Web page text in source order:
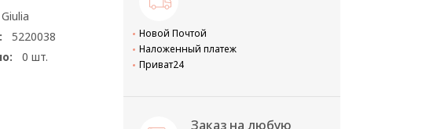
Giulia
5220038
0 шт.
Новой Почтой
Наложенный платеж
Приват24
Заказ на любую